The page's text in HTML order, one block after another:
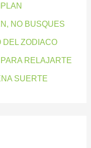
NO BUSQUES
DEL ZODIACO
RELAJARTE
SUERTE